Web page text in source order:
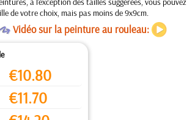
de votre choix, mais pas moins de 9x9cm.
Vidéo sur la peinture au rouleau:
€10.80
€11.70